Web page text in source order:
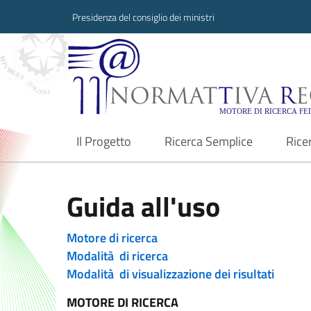
Presidenza del consiglio dei ministri
Normattiva
Il Progetto
current Ricerca Semplice
Guida all'uso
Motore di ricerca
Modalità di ricerca
Modalità di visualizzazione dei risultati
MOTORE DI RICERCA